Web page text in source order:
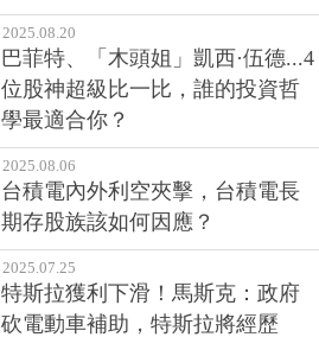
2025.08.20
巴菲特、「木頭姐」凱西·伍德...4
位股神超級比一比，誰的投資哲
學最適合你？
2025.08.06
台積電內外利空夾擊，台積電長
期存股族該如何因應？
2025.07.25
特斯拉獲利下滑！馬斯克：政府
砍電動車補助，特斯拉將經歷